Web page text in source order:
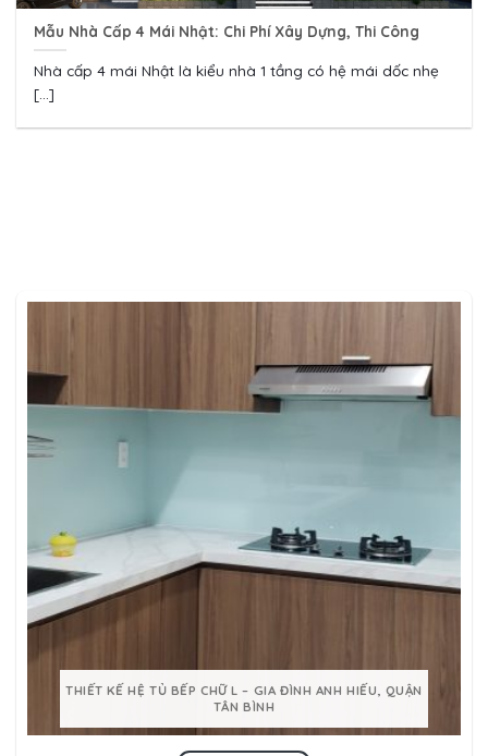
Mẫu Nhà Cấp 4 Mái Nhật: Chi Phí Xây Dựng, Thi Công
Nhà cấp 4 mái Nhật là kiểu nhà 1 tầng có hệ mái dốc nhẹ
[...]
THIẾT KẾ HỆ TỦ BẾP CHỮ L – GIA ĐÌNH ANH HIẾU, QUẬN
TÂN BÌNH